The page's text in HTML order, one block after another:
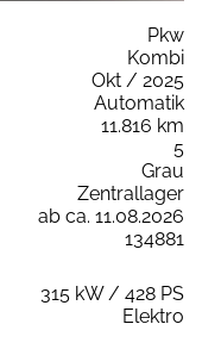
Pkw
Kombi
Okt / 2025
Automatik
11.816 km
5
Grau
Zentrallager
ab ca. 11.08.2026
134881
315 kW / 428 PS
Elektro